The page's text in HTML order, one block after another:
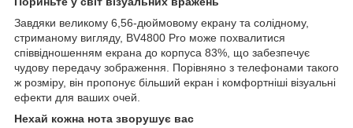
Завдяки великому 6,56-дюймовому екрану та солідному,
стриманому вигляду, BV4800 Pro може похвалитися
співвідношенням екрана до корпуса 83%, що забезпечує
чудову передачу зображення. Порівняно з телефонами такого
ж розміру, він пропонує більший екран і комфортніші візуальні
ефекти для ваших очей.
Нехай кожна нота зворушує вас